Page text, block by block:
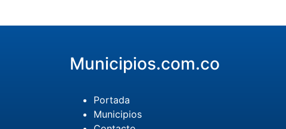
Municipios.com.co
Portada
Municipios